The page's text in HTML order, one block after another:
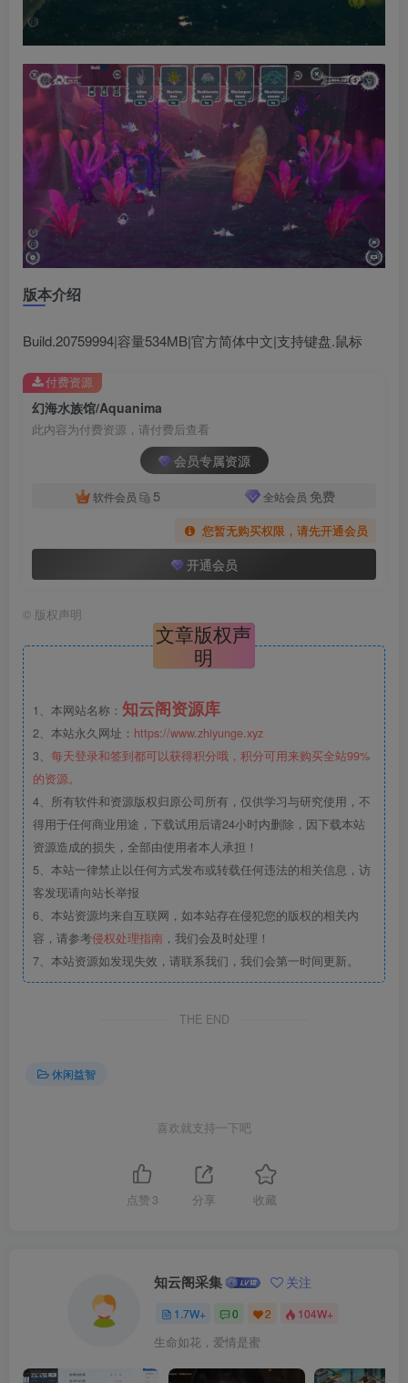
版本介绍
Build.20759994|容量534MB|官方简体中文|支持键盘.鼠标
幻海水族馆/Aquanima
此内容为付费资源，请付费后查看
会员专属资源
软件会员 5 全站会员 免费
您暂无购买权限，请先开通会员
开通会员
付费资源
© 版权声明
文章版权声
明
1、本网站名称： 知云阁资源库
2、本站永久网址： https://www.zhiyunge.xyz
3、 每天登录和签到都可以获得积分哦，积分可用来购买全站99%
的资源。
4、所有软件和资源版权归原公司所有，仅供学习与研究使用，不
得用于任何商业用途，下载试用后请24小时内删除，因下载本站
资源造成的损失，全部由使用者本人承担！
5、本站一律禁止以任何方式发布或转载任何违法的相关信息，访
客发现请向站长举报
6、本站资源均来自互联网，如本站存在侵犯您的版权的相关内
容，请参考侵权处理指南 ，我们会及时处理！
7、本站资源如发现失效，请联系我们，我们会第一时间更新。
THE END
休闲益智
喜欢就支持一下吧
点赞 3 分享 收藏
知云阁采集 关注
1.7W+ 0 2 104W+
生命如花，爱情是蜜